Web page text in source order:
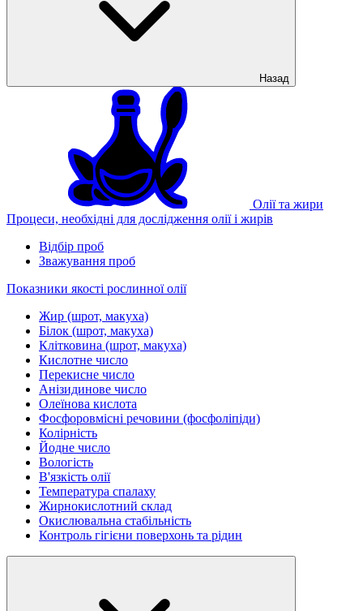
Назад
Олії та жири
Процеси, необхідні для дослідження олії і жирів
Відбір проб
Зважування проб
Показники якості рослинної олії
Жир (шрот, макуха)
Білок (шрот, макуха)
Клітковина (шрот, макуха)
Кислотне число
Перекисне число
Анізидинове число
Олеїнова кислота
Фосфоровмісні речовини (фосфоліпіди)
Колірність
Йодне число
Вологість
В'язкість олії
Температура спалаху
Жирнокислотний склад
Окислювальна стабільність
Контроль гігієни поверхонь та рідин